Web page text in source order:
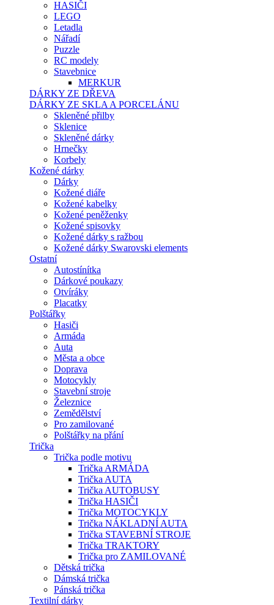
HASIČI
LEGO
Letadla
Nářadí
Puzzle
RC modely
Stavebnice
MERKUR
DÁRKY ZE DŘEVA
DÁRKY ZE SKLA A PORCELÁNU
Skleněné přilby
Sklenice
Skleněné dárky
Hrnečky
Korbely
Kožené dárky
Dárky
Kožené diáře
Kožené kabelky
Kožené peněženky
Kožené spisovky
Kožené dárky s ražbou
Kožené dárky Swarovski elements
Ostatní
Autostínítka
Dárkové poukazy
Otvíráky
Placatky
Polštářky
Hasiči
Armáda
Auta
Města a obce
Doprava
Motocykly
Stavební stroje
Železnice
Zemědělství
Pro zamilované
Polštářky na přání
Trička
Trička podle motivu
Trička ARMÁDA
Trička AUTA
Trička AUTOBUSY
Trička HASIČI
Trička MOTOCYKLY
Trička NÁKLADNÍ AUTA
Trička STAVEBNÍ STROJE
Trička TRAKTORY
Trička pro ZAMILOVANÉ
Dětská trička
Dámská trička
Pánská trička
Textilní dárky